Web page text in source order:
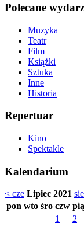
Polecane
Muzyka
Teatr
Film
Książki
Sztuka
Inne
Historia
Repertuar
Kino
Spektakle
Kalendarium
< cze Lipiec 2021
pon wto śro czw pią
1
2